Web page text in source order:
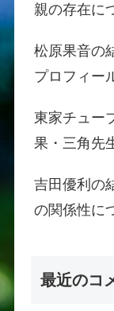
親の存在に
松原果音の
プロフィー
東家チュー
果・三角先
吉田優利の
の関係性に
最近のコ